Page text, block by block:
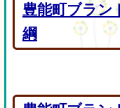
豊能町ブラン
綱